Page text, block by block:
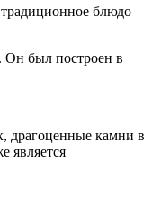
блюдо
Он был построен в
драгоценные камни в
является